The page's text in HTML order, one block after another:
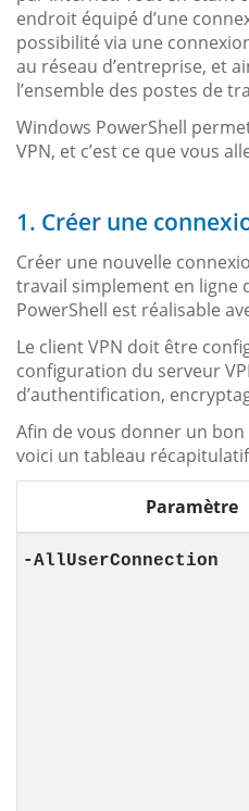
endroit équipé d’une
possibilité via une
au réseau d’entreprise, et
l’ensemble des postes de
Windows PowerShell
VPN, et c’est ce que vous
1. Créer une
Créer une nouvelle
travail simplement en ligne
PowerShell est réalisable
Le client VPN doit être
configuration du serveur
d’authentification,
Afin de vous donner un
voici un tableau
Paramètre
-AllUserConnection